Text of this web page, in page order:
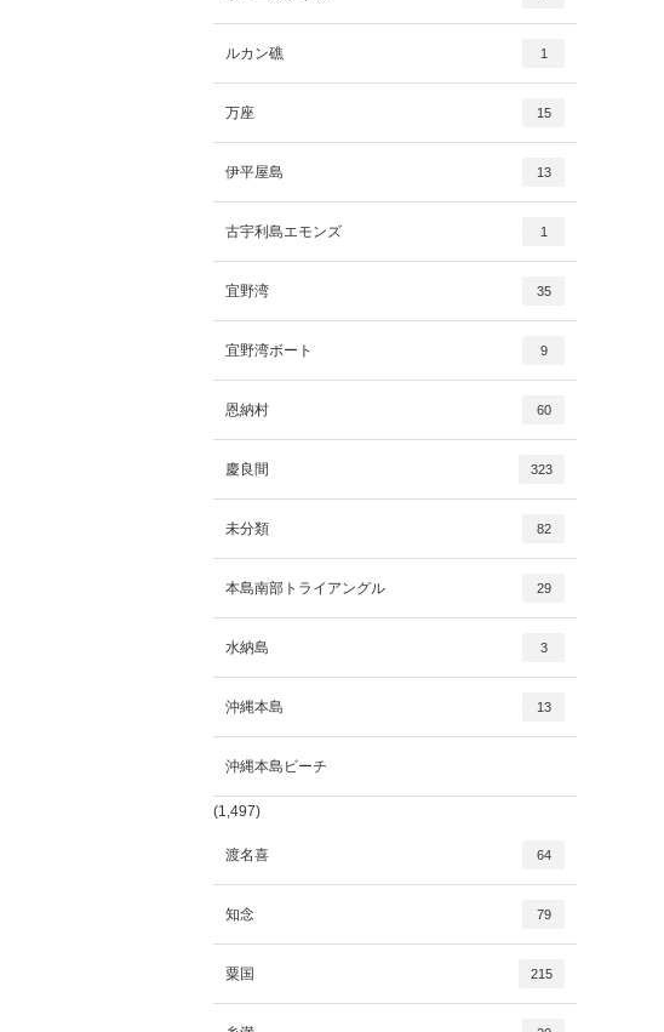
ルカン礁 1
万座 15
伊平屋島 13
古宇利島エモンズ 1
宜野湾 35
宜野湾ボート 9
恩納村 60
慶良間 323
未分類 82
本島南部トライアングル 29
水納島 3
沖縄本島 13
沖縄本島ビーチ
(1,497)
渡名喜 64
知念 79
粟国 215